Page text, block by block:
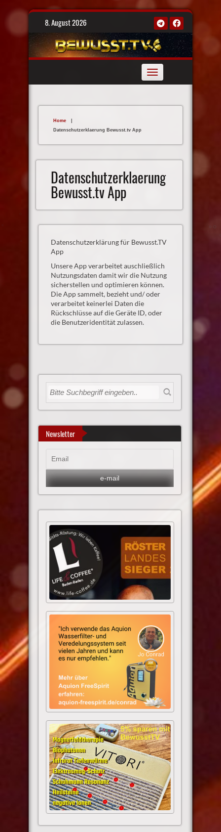
Skip
8. August 2026
Toggle
navigation
Home
|
Datenschutzerklaerung Bewusst.tv App
Datenschutzerklaerung
Bewusst.tv App
Datenschutzerklärung für Bewusst.TV
App
Unsere App verarbeitet auschließlich
Nutzungsdaten damit wir die Nutzung
sicherstellen und optimieren können.
Die App sammelt, bezieht und/ oder
verarbeitet keinerlei Daten die
Rückschlüsse auf die Geräte ID, oder
die Benutzeridentität zulassen.
Newsletter